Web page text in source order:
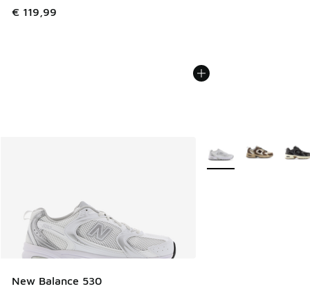
€ 119,99
New Balance 530
Meer kleuren